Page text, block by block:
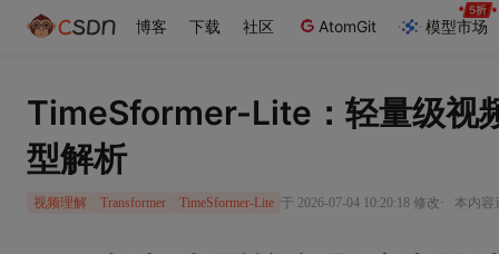
博客 下载 社区 AtomGit 模型市场
TimeSformer-Lite：轻量级视
型解析
视频理解 Transformer TimeSformer-Lite 于 2026-07-04 10:20:18 修改 · 本内容